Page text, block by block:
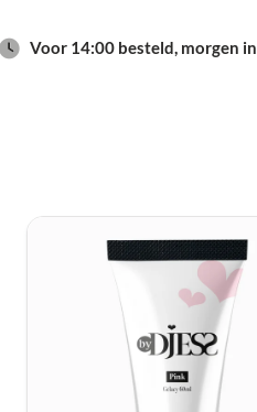
zowel drukke salons
biedt
en buigzaamheid.
zelfs bij klanten die
2. Zelfnivellerend
Daarnaast is Gelacy
zichzelf egaal verdeelt.
Voor 14:00 besteld, morgen